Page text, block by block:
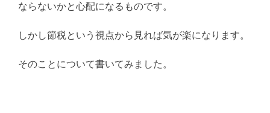
ならないかと心配になるものです。
しかし節税という視点から見れば気が楽になります。
そのことについて書いてみました。